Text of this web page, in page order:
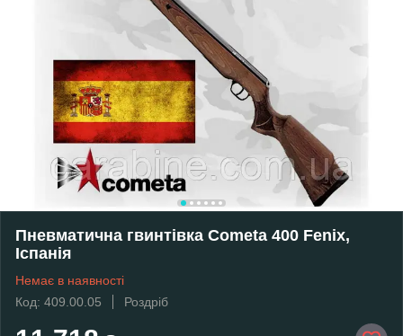
Пневматична гвинтівка Cometa 400 Fenix,
Іспанія
Немає в наявності
Код: 409.00.05
Роздріб